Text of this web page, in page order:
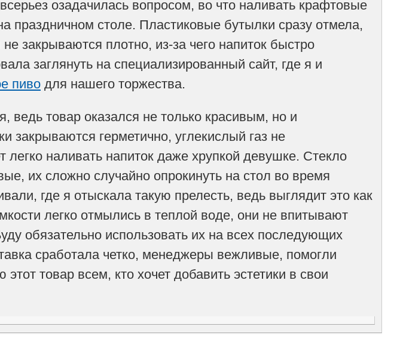
озадачилась вопросом, во что наливать крафтовые
праздничном столе. Пластиковые бутылки сразу отмела,
закрываются плотно, из-за чего напиток быстро
заглянуть на специализированный сайт, где я и
пиво для нашего торжества.
ведь товар оказался не только красивым, но и
закрываются герметично, углекислый газ не
легко наливать напиток даже хрупкой девушке. Стекло
их сложно случайно опрокинуть на стол во время
где я отыскала такую прелесть, ведь выглядит это как
легко отмылись в теплой воде, они не впитывают
обязательно использовать их на всех последующих
сработала четко, менеджеры вежливые, помогли
товар всем, кто хочет добавить эстетики в свои